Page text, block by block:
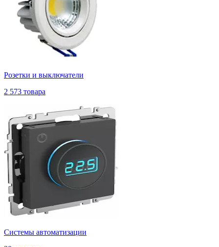
Розетки и выключатели
2 573 товара
Системы автоматизации